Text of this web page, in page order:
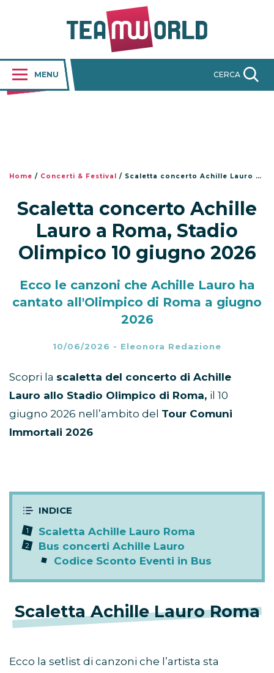
MENU CERCA
Home / Concerti & Festival / Scaletta concerto Achille Lauro a Roma, Stadio Olimpico 10 giugno 2026
Scaletta concerto Achille
Lauro a Roma, Stadio
Olimpico 10 giugno 2026
Ecco le canzoni che Achille Lauro ha
cantato all'Olimpico di Roma a giugno
2026
10/06/2026 - Eleonora Redazione
Scopri la scaletta del concerto di Achille
Lauro allo Stadio Olimpico di Roma, il 10
giugno 2026 nell’ambito del Tour Comuni
Immortali 2026
Scaletta Achille Lauro Roma
Bus concerti Achille Lauro
Codice Sconto Eventi in Bus
Scaletta Achille Lauro Roma
Ecco la setlist di canzoni che l’artista sta